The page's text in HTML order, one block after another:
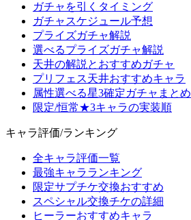
ガチャを引くタイミング
ガチャスケジュール予想
プライズガチャ解説
選べるプライズガチャ解説
天井の解説とおすすめガチャ
プリフェス天井おすすめキャラ
属性選べる星3確定ガチャまとめ
限定/恒常★3キャラの実装順
キャラ評価/ランキング
全キャラ評価一覧
最強キャラランキング
限定サプチケ交換おすすめ
スペシャル交換チケの詳細
ヒーラーおすすめキャラ